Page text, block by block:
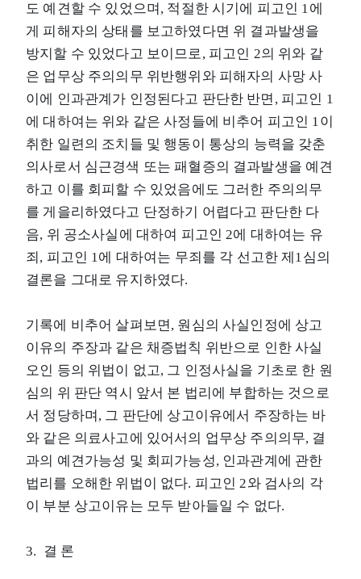
도 예견할 수 있었으며, 적절한 시기에 피고인 1에
게 피해자의 상태를 보고하였다면 위 결과발생을
방지할 수 있었다고 보이므로, 피고인 2의 위와 같
은 업무상 주의의무 위반행위와 피해자의 사망 사
이에 인과관계가 인정된다고 판단한 반면, 피고인 1
에 대하여는 위와 같은 사정들에 비추어 피고인 1이
취한 일련의 조치들 및 행동이 통상의 능력을 갖춘
의사로서 심근경색 또는 패혈증의 결과발생을 예견
하고 이를 회피할 수 있었음에도 그러한 주의의무
를 게을리하였다고 단정하기 어렵다고 판단한 다
음, 위 공소사실에 대하여 피고인 2에 대하여는 유
죄, 피고인 1에 대하여는 무죄를 각 선고한 제1심의
결론을 그대로 유지하였다.
기록에 비추어 살펴보면, 원심의 사실인정에 상고
이유의 주장과 같은 채증법칙 위반으로 인한 사실
오인 등의 위법이 없고, 그 인정사실을 기초로 한 원
심의 위 판단 역시 앞서 본 법리에 부합하는 것으로
서 정당하며, 그 판단에 상고이유에서 주장하는 바
와 같은 의료사고에 있어서의 업무상 주의의무, 결
과의 예견가능성 및 회피가능성, 인과관계에 관한
법리를 오해한 위법이 없다. 피고인 2와 검사의 각
이 부분 상고이유는 모두 받아들일 수 없다.
3. 결 론